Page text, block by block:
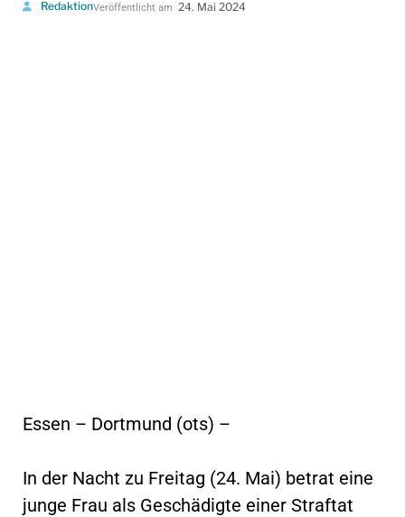
RedaktionVeröffentlicht am 24. Mai 2024
Essen – Dortmund (ots) –
In der Nacht zu Freitag (24. Mai) betrat eine
junge Frau als Geschädigte einer Straftat